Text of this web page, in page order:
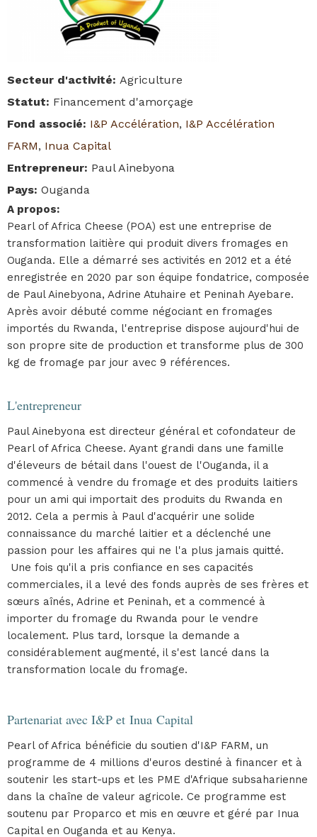
Secteur d'activité: Agriculture
Statut: Financement d'amorçage
Fond associé: I&P Accélération, I&P Accélération
FARM, Inua Capital
Entrepreneur: Paul Ainebyona
Pays: Ouganda
A propos:
Pearl of Africa Cheese (POA) est une entreprise de
transformation laitière qui produit divers fromages en
Ouganda. Elle a démarré ses activités en 2012 et a été
enregistrée en 2020 par son équipe fondatrice, composée
de Paul Ainebyona, Adrine Atuhaire et Peninah Ayebare.
Après avoir débuté comme négociant en fromages
importés du Rwanda, l'entreprise dispose aujourd'hui de
son propre site de production et transforme plus de 300
kg de fromage par jour avec 9 références.
L'entrepreneur
Paul Ainebyona est directeur général et cofondateur de
Pearl of Africa Cheese. Ayant grandi dans une famille
d'éleveurs de bétail dans l'ouest de l'Ouganda, il a
commencé à vendre du fromage et des produits laitiers
pour un ami qui importait des produits du Rwanda en
2012. Cela a permis à Paul d'acquérir une solide
connaissance du marché laitier et a déclenché une
passion pour les affaires qui ne l'a plus jamais quitté.
Une fois qu'il a pris confiance en ses capacités
commerciales, il a levé des fonds auprès de ses frères et
sœurs aînés, Adrine et Peninah, et a commencé à
importer du fromage du Rwanda pour le vendre
localement. Plus tard, lorsque la demande a
considérablement augmenté, il s'est lancé dans la
transformation locale du fromage.
Partenariat avec I&P et Inua Capital
Pearl of Africa bénéficie du soutien d'I&P FARM, un
programme de 4 millions d'euros destiné à financer et à
soutenir les start-ups et les PME d'Afrique subsaharienne
dans la chaîne de valeur agricole. Ce programme est
soutenu par Proparco et mis en œuvre et géré par Inua
Capital en Ouganda et au Kenya.